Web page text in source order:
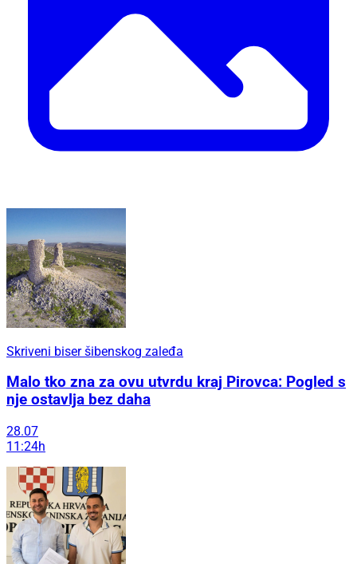
Skriveni biser šibenskog zaleđa
Malo tko zna za ovu utvrdu kraj Pirovca: Pogled s
nje ostavlja bez daha
28.07
11:24h